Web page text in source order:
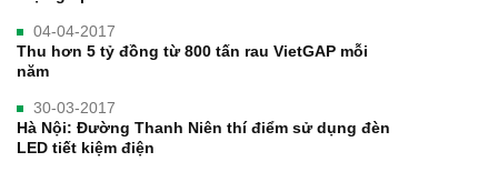
04-04-2017
Thu hơn 5 tỷ đồng từ 800 tấn rau VietGAP mỗi
năm
30-03-2017
Hà Nội: Đường Thanh Niên thí điểm sử dụng đèn
LED tiết kiệm điện